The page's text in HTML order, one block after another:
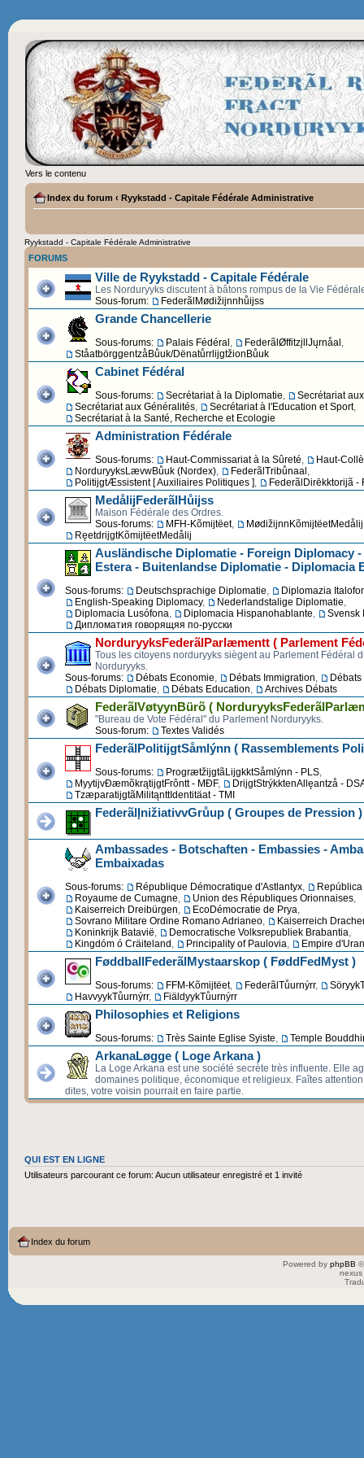
Vers le contenu
Index du forum ‹ Ryykstadd - Capitale Fédérale Administrative
Ryykstadd - Capitale Fédérale Administrative
FORUMS
Ville de Ryykstadd - Capitale Fédérale
Les Norduryyks discutent à bâtons rompus de la Vie
Sous-forum:
FederãlMødižijnnhůijss
Grande Chancellerie
Sous-forums: Palais Fédéral , FederãlØffitzįllJųrnåal ,
StåatbörggentzåBůuk/DënatůrrlijgtžionBůuk
Cabinet Fédéral
Sous-forums: Secrétariat à la Diplomatie,
Secrétariat
Secrétariat aux Généralités, Secrétariat à l'Education et Sport,
Secrétariat à la Santé, Recherche et Ecologie
Administration Fédérale
Sous-forums: Haut-Commissariat à la Sûreté,
Haut-
NorduryyksLævwBůuk (Nordex), FederãlTribůnaal ,
PolitijgtÆssistent [ Auxiliaires Politiques ], FederãlDirēkktorijã -
MedålijFederãlHůijss
Maison Fédérale des Ordres.
Sous-forums:
MFH-Kõmijtëet, MødižijnnKõmijtëetMedålij
RęetdrijgtKõmijtëetMedålij
Ausländische Diplomatie - Foreign Diplomacy
Estera - Buitenlandse Diplomatie - Diplomacia
Sous-forums: Deutschsprachige Diplomatie,
Diplomazia
English-Speaking Diplomacy, Nederlandstalige Diplomatie,
Diplomacia Lusófona, Diplomacia Hispanohablante,
Svensk
Дипломатия говорящяя по-русски
NorduryyksFederãlParlæmentt ( Parlement
Tous les citoyens norduryyks siègent au Parlement Fédéral
Norduryyks.
Sous-forums:
Débats Economie, Débats Immigration,
Débats Diplomatie, Débats Education, Archives Débats
FederãlVøtyynBürõ (
"Bureau de Vote Fédéral" du Parlement Norduryyks.
Sous-forum:
Textes Validés
FederãlPolitijgtSåmlýnn ( Rassemblements
Sous-forums: ProgrætžijgtãLijgkktSåmlýnn - PLS,
MyytijvĐæmõkrątijgtFrôntt - MĐF,
DrijgtStrýkktenAllęantzå -
TzæparatijgtãMilitąnttIdentitäat - TMI
FederãlĮnižiativvGrůup ( Groupes de Pression )
Ambassades - Botschaften - Embassies -
Embaixadas
Sous-forums: République Démocratique d'Astlantyx,
Royaume de Cumagne, Union des Républiques Orionnaises,
Kaiserreich Dreibürgen, EcoDémocratie de Prya,
Sovrano Militare Ordine Romano Adrianeo,
Kaiserreich
Koninkrijk Batavië, Democratische Volksrepubliek Brabantia,
Kingdóm ó Cräiteland , Principality of Paulovia, Empire
FøddballFederãlMystaarskop ( FøddFedMyst )
Sous-forums: FFM-Kõmijtëet, FederãlTůurnýrr,
HavvyykTůurnýrr, FiäldyykTůurnýrr
Philosophies et Religions
Sous-forums: Très Sainte Eglise Syiste, Temple
ArkanaLøgge ( Loge Arkana )
La Loge Arkana est une société secrète très influente. Elle
domaines politique, économique et religieux. Faîtes
dites, votre voisin pourrait en faire partie.
QUI EST EN LIGNE
Utilisateurs parcourant ce forum: Aucun utilisateur enregistré et 1 invité
Index du forum
Powered by phpBB